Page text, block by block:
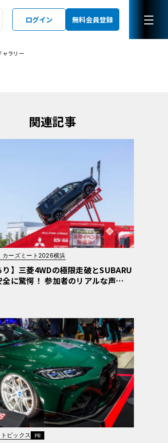
ログイン 無料会員登録
ャラリー
関連記事
カーズミート2026横浜
り】三菱4WDの極限走破とSUBARU
全に驚愕！ 参加者のリアルな声
ン カーズミート2026横浜】
ピックス PR